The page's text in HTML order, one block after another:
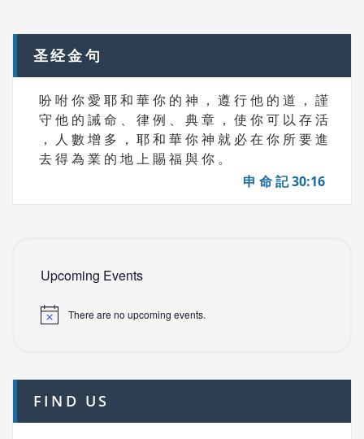
圣经金句
吩 咐 你 愛 耶 和 華 你 的 神 ， 遵 行 他 的 道 ， 謹
守 他 的 誡 命 、 律 例 、 典 章 ， 使 你 可 以 存 活
， 人 數 增 多 ， 耶 和 華 你 神 就 必 在 你 所 要 進
去 得 為 業 的 地 上 賜 福 與 你 。
申 命 記 30:16
Upcoming Events
There are no upcoming events.
FIND US